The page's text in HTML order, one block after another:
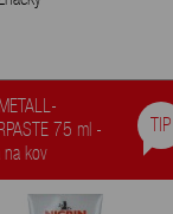
75 ml -
na kov
TIP